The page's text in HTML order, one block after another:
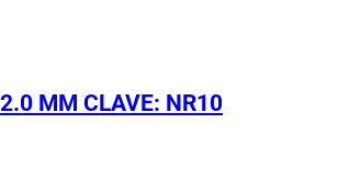
MM CLAVE: NR10